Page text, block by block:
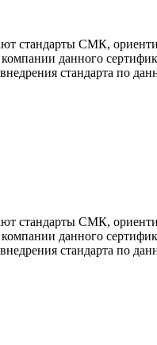
стандарты СМК,
данного
стандарта по
стандарты СМК,
данного
стандарта по